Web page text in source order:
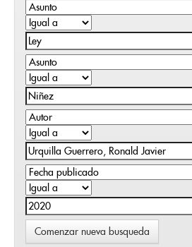
Comenzar nueva busqueda